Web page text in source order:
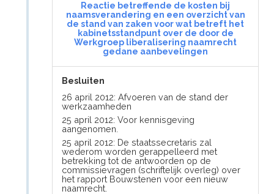
Reactie betreffende de kosten bij
naamsverandering en een overzicht van
de stand van zaken voor wat betreft het
kabinetsstandpunt over de door de
Werkgroep liberalisering naamrecht
gedane aanbevelingen
Besluiten
26 april 2012: Afvoeren van de stand der
werkzaamheden
25 april 2012: Voor kennisgeving
aangenomen.
25 april 2012: De staatssecretaris zal
wederom worden gerappelleerd met
betrekking tot de antwoorden op de
commissievragen (schriftelijk overleg) over
het rapport Bouwstenen voor een nieuw
naamrecht.